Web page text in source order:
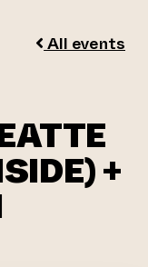
All events
+